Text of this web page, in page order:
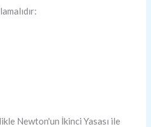
Newton'un İkinci Yasası ile